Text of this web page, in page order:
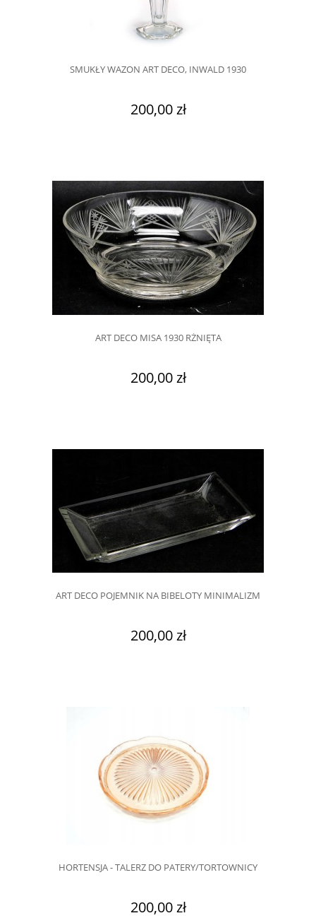
SMUKŁY WAZON ART DECO, INWALD 1930
200,00 zł
ART DECO MISA 1930 RŻNIĘTA
200,00 zł
ART DECO POJEMNIK NA BIBELOTY MINIMALIZM
200,00 zł
HORTENSJA - TALERZ DO PATERY/TORTOWNICY
200,00 zł